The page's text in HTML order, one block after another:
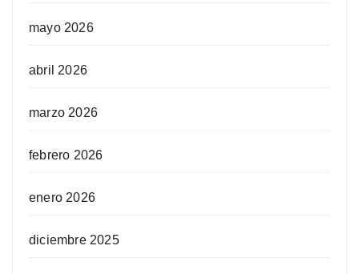
mayo 2026
abril 2026
marzo 2026
febrero 2026
enero 2026
diciembre 2025